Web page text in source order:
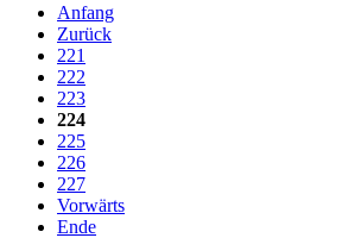
Anfang
Zurück
221
222
223
224
225
226
227
Vorwärts
Ende